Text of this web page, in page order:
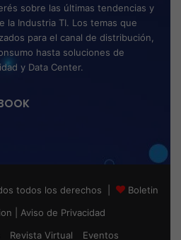
sobre las últimas tendencias y
la Industria TI. Los temas que
para el canal de distribución,
hasta soluciones de
y Data Center.
todos los derechos |
Boletin
Aviso de Privacidad
Revista Virtual Eventos